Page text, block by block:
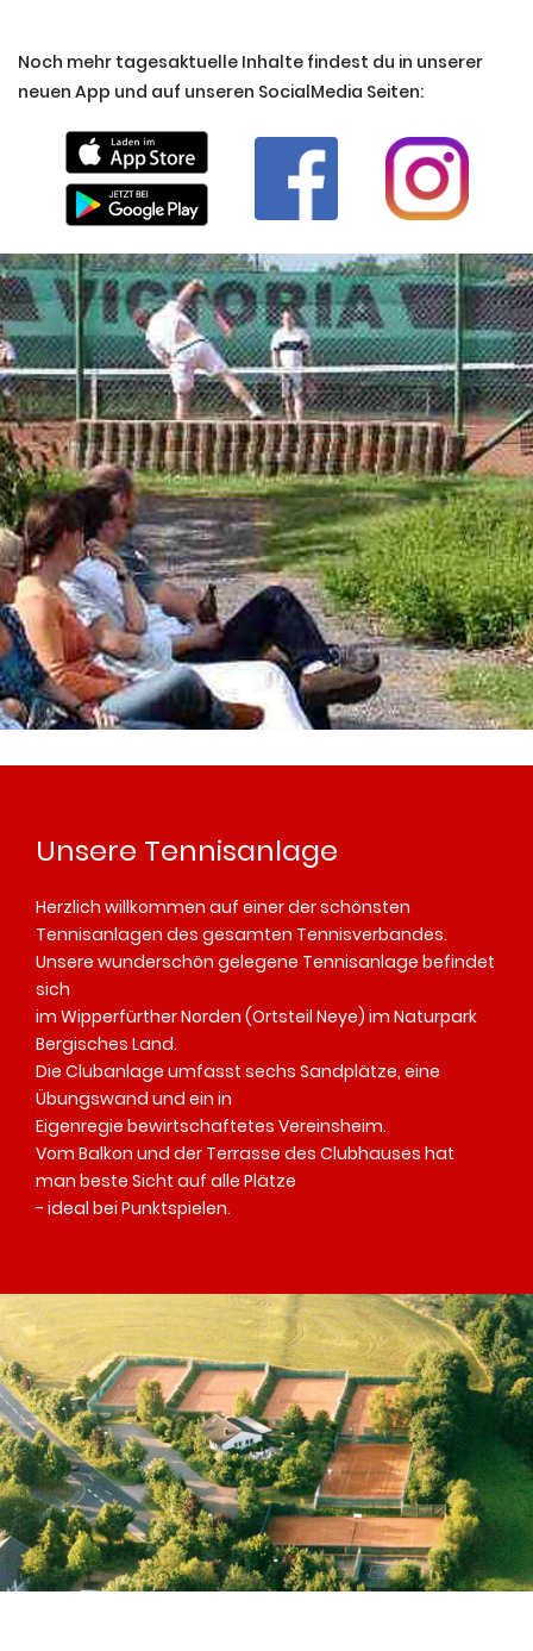
Noch mehr tagesaktuelle Inhalte findest du in unserer
neuen App und auf unseren SocialMedia Seiten:
Unsere Tennisanlage
Herzlich willkommen auf einer der schönsten
Tennisanlagen des gesamten Tennisverbandes.
Unsere wunderschön gelegene Tennisanlage befindet
sich
im Wipperfürther Norden (Ortsteil Neye) im Naturpark
Bergisches Land.
Die Clubanlage umfasst sechs Sandplätze, eine
Übungswand und ein in
Eigenregie bewirtschaftetes Vereinsheim.
Vom Balkon und der Terrasse des Clubhauses hat
man beste Sicht auf alle Plätze
- ideal bei Punktspielen.